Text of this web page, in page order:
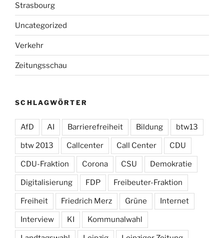
Strasbourg
Uncategorized
Verkehr
Zeitungsschau
SCHLAGWÖRTER
AfD AI Barrierefreiheit Bildung btw13
btw 2013 Callcenter Call Center CDU
CDU-Fraktion Corona CSU Demokratie
Digitalisierung FDP Freibeuter-Fraktion
Freiheit Friedrich Merz Grüne Internet
Interview KI Kommunalwahl